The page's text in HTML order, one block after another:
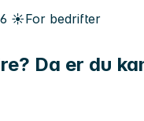
☀️For bedrifter
Da er du